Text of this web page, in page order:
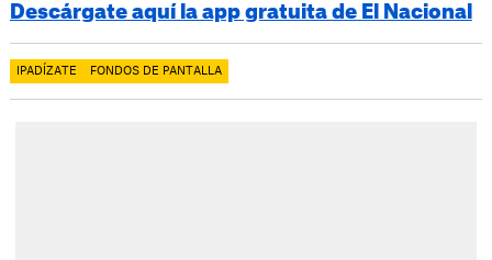
Descárgate aquí la app gratuita de El Nacional
IPADÍZATE FONDOS DE PANTALLA